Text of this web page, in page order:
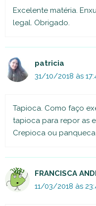
Excelente matéria.
legal. Obrigado.
patricia
31/10/2018 às
Tapioca. Como faço
tapioca para repor as
Crepioca ou
FRANCISCA
11/03/2018 às